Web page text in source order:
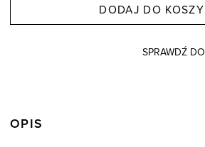
DODAJ DO
SPRAWDŹ
OPIS